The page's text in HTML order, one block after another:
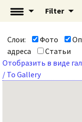
город» |
Filter
Слои: Фото
адреса
Статьи
Отобразить в виде
/ To Gallery